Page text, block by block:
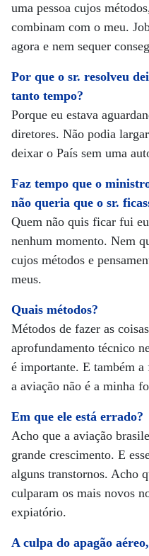
uma pessoa cujos
combinam com o meu.
agora e nem sequer
Por que o sr. resolveu
tanto tempo?
Porque eu estava
diretores. Não podia
deixar o País sem uma
Faz tempo que o
não queria que o sr.
Quem não quis ficar fui
nenhum momento. Nem
cujos métodos e
meus.
Quais métodos?
Métodos de fazer as
aprofundamento técnico
é importante. E também a
a aviação não é a minha
Em que ele está errado?
Acho que a aviação
grande crescimento. E
alguns transtornos. Acho
culparam os mais novos
expiatório.
A culpa do apagão